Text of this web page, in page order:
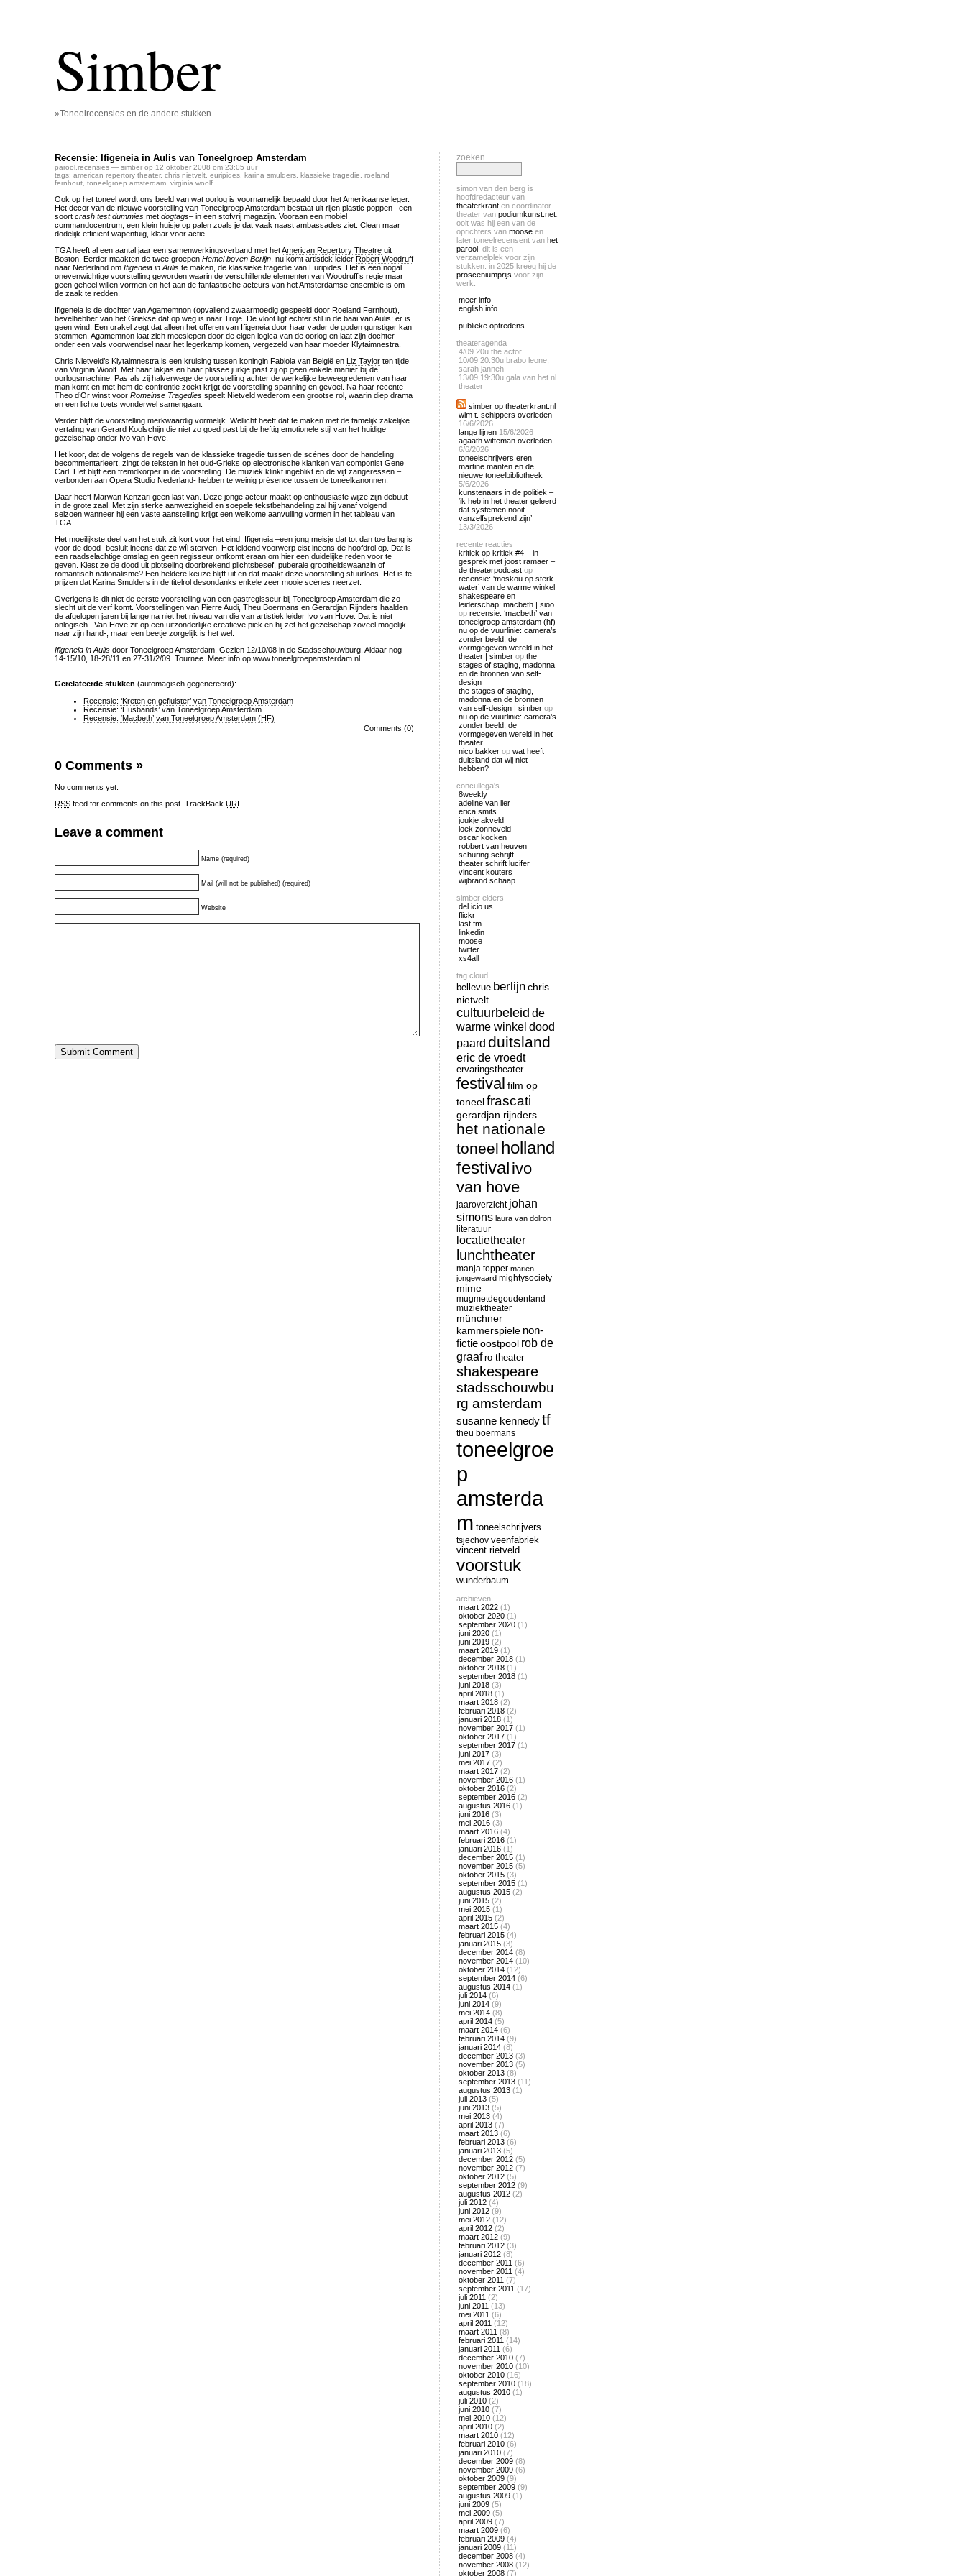
Simber
»Toneelrecensies en de andere stukken
Recensie: Ifigeneia in Aulis van Toneelgroep Amsterdam
parool recensies — simber op 12 oktober 2008 om 23:05 uur
tags: american repertory theater, chris nietvelt euripides karina smulders klassieke tragedie
roeland
fernhout toneelgroep amsterdam virginia woolf
Ook op het toneel wordt ons beeld van wat oorlog is voornamelijk bepaald door het Amerikaanse leger.
Het decor van de nieuwe voorstelling van Toneelgroep Amsterdam bestaat uit rijen plastic poppen –een
soort crash test dummies met dogtags– in een stofvrij magazijn. Vooraan een mobiel
commandocentrum, een klein huisje op palen zoals je dat vaak naast ambassades ziet. Clean maar
dodelijk efficiënt wapentuig, klaar voor actie.
TGA heeft al een aantal jaar een samenwerkingsverband met hetAmerican Repertory Theatre uit
Boston. Eerder maakten de twee groepen Hemel boven Berlijn , nu komt artistiek leider Robert Woodruff
naar Nederland om Ifigeneia in Aulis te maken, de klassieke tragedie van Euripides. Het is een nogal
onevenwichtige voorstelling geworden waarin de verschillende elementen van Woodruff’s regie maar
geen geheel willen vormen en het aan de fantastische acteurs van het Amsterdamse ensemble is om
de zaak te redden.
Ifigeneia is de dochter van Agamemnon (opvallend zwaarmoedig gespeeld door Roeland Fernhout),
bevelhebber van het Griekse dat op weg is naar Troje. De vloot ligt echter stil in de baai van Aulis; er is
geen wind. Een orakel zegt dat alleen het offeren van Ifigeneia door haar vader de goden gunstiger kan
stemmen. Agamemnon laat zich meeslepen door de eigen logica van de oorlog en laat zijn dochter
onder een vals voorwendsel naar het legerkamp komen, vergezeld van haar moeder Klytaimnestra.
Chris Nietveld’s Klytaimnestra is een kruising tussen koningin Fabiola van België en Liz Taylor ten tijde
van Virginia Woolf. Met haar lakjas en haar plissee jurkje past zij op geen enkele manier bij de
oorlogsmachine. Pas als zij halverwege de voorstelling achter de werkelijke beweegredenen van haar
man komt en met hem de confrontie zoekt krijgt de voorstelling spanning en gevoel. Na haar recente
Theo d’Or winst voor Romeinse Tragedies speelt Nietveld wederom een grootse rol, waarin diep drama
en een lichte toets wonderwel samengaan.
Verder blijft de voorstelling merkwaardig vormelijk. Wellicht heeft dat te maken met de tamelijk zakelijke
vertaling van Gerard Koolschijn die niet zo goed past bij de heftig emotionele stijl van het huidige
gezelschap onder Ivo van Hove.
Het koor, dat de volgens de regels van de klassieke tragedie tussen de scènes door de handeling
becommentarieert, zingt de teksten in het oud-Grieks op electronische klanken van componist Gene
Carl. Het blijft een fremdkörper in de voorstelling. De muziek klinkt ingeblikt en de vijf zangeressen –
verbonden aan Opera Studio Nederland- hebben te weinig présence tussen de toneelkanonnen.
Daar heeft Marwan Kenzari geen last van. Deze jonge acteur maakt op enthousiaste wijze zijn debuut
in de grote zaal. Met zijn sterke aanwezigheid en soepele tekstbehandeling zal hij vanaf volgend
seizoen wanneer hij een vaste aanstelling krijgt een welkome aanvulling vormen in het tableau van
TGA.
Het moeilijkste deel van het stuk zit kort voor het eind. Ifigeneia –een jong meisje dat tot dan toe bang is
voor de dood- besluit ineens dat ze wíl sterven. Het leidend voorwerp eist ineens de hoofdrol op. Dat is
een raadselachtige omslag en geen regisseur ontkomt eraan om hier een duidelijke reden voor te
geven. Kiest ze de dood uit plotseling doorbrekend plichtsbesef, puberale grootheidswaanzin of
romantisch nationalisme? Een heldere keuze blijft uit en dat maakt deze voorstelling stuurloos. Het is te
prijzen dat Karina Smulders in de titelrol desondanks enkele zeer mooie scènes neerzet.
Overigens is dit niet de eerste voorstelling van een gastregisseur bij Toneelgroep Amsterdam die zo
slecht uit de verf komt. Voorstellingen van Pierre Audi, Theu Boermans en Gerardjan Rijnders haalden
de afgelopen jaren bij lange na niet het niveau van die van artistiek leider Ivo van Hove. Dat is niet
onlogisch –Van Hove zit op een uitzonderlijke creatieve piek en hij zet het gezelschap zoveel mogelijk
naar zijn hand-, maar een beetje zorgelijk is het wel.
Ifigeneia in Aulis door Toneelgroep Amsterdam. Gezien 12/10/08 in de Stadsschouwburg. Aldaar nog
14-15/10, 18-28/11 en 27-31/2/09. Tournee. Meer info op www.toneelgroepamsterdam.nl
Gerelateerde stukken (automagisch gegenereerd):
Recensie: ‘Kreten en gefluister’ van Toneelgroep Amsterdam
Recensie: ‘Husbands’ van Toneelgroep Amsterdam
Recensie: ‘Macbeth’ van Toneelgroep Amsterdam (HF)
Comments (0)
0 Comments »
No comments yet.
RSS feed for comments on this post. TrackBack URI
Leave a comment
Name (required)
Mail (will not be published) (required)
Website
zoeken
simon van den berg is
hoofdredacteur van
theaterkrant en coördinator
theater van podiumkunst.net
ooit was hij een van de
oprichters van moose en
later toneelrecensent van het
parool . dit is een
verzamelplek voor zijn
stukken. in 2025 kreeg hij de
prosceniumprijs voor zijn
werk.
meer info
english info
publieke optredens
theateragenda
4/09 20u the actor
10/09 20:30u brabo leone,
sarah janneh
13/09 19:30u gala van het nl
theater
simber op theaterkrant.nl
wim t. schippers overleden
16/6/2026
lange lijnen 15/6/2026
agaath witteman overleden
6/6/2026
toneelschrijvers eren
martine manten en de
nieuwe toneelbibliotheek
5/6/2026
kunstenaars in de politiek –
‘ik heb in het theater geleerd
dat systemen nooit
vanzelfsprekend zijn’
13/3/2026
recente reacties
kritiek op kritiek #4 – in
gesprek met joost ramaer –
de theaterpodcast op
recensie: ‘moskou op sterk
water’ van de warme winkel
shakespeare en
leiderschap: macbeth | sioo
op recensie: ‘macbeth’ van
toneelgroep amsterdam (hf)
nu op de vuurlinie: camera’s
zonder beeld; de
vormgegeven wereld in het
theater | simber op the
stages of staging, madonna
en de bronnen van self-
design
the stages of staging,
madonna en de bronnen
van self-design | simber op
nu op de vuurlinie: camera’s
zonder beeld; de
vormgegeven wereld in het
theater
nico bakker op wat heeft
duitsland dat wij niet
hebben?
concullega's
8weekly
adeline van lier
erica smits
joukje akveld
loek zonneveld
oscar kocken
robbert van heuven
schuring schrijft
theater schrift lucifer
vincent kouters
wijbrand schaap
simber elders
del.icio.us
flickr
last.fm
linkedin
moose
twitter
xs4all
tag cloud
bellevue berlijnchris
nietvelt
cultuurbeleid de
warme winkel dood
paard duitsland
eric de vroedt
ervaringstheater
festival film op
toneelfrascati
gerardjan rijnders
het nationale
toneel holland
festival ivo
van hove
jaaroverzicht johan
simons laura van dolron
literatuur
locatietheater
lunchtheater
manja topper marien
jongewaard mightysociety
mime
mugmetdegoudentand
muziektheater
münchner
kammerspiele non-
fictieoostpool rob de
graaf ro theater
shakespeare
stadsschouwbu
rg amsterdam
susanne kennedytf
theu boermans
toneelgroe
p
amsterda
m toneelschrijvers
tsjechov veenfabriek
vincent rietveld
voorstuk
wunderbaum
archieven
maart 2022 (1)
oktober 2020 (1)
september 2020 (1)
juni 2020 (1)
juni 2019 (2)
maart 2019 (1)
december 2018 (1)
oktober 2018 (1)
september 2018 (1)
juni 2018 (3)
april 2018 (1)
maart 2018 (2)
februari 2018 (2)
januari 2018 (1)
november 2017 (1)
oktober 2017 (1)
september 2017 (1)
juni 2017 (3)
mei 2017 (2)
maart 2017 (2)
november 2016 (1)
oktober 2016 (2)
september 2016 (2)
augustus 2016 (1)
juni 2016 (3)
mei 2016 (3)
maart 2016 (4)
februari 2016 (1)
januari 2016 (1)
december 2015 (1)
november 2015 (5)
oktober 2015 (3)
september 2015 (1)
augustus 2015 (2)
juni 2015 (2)
mei 2015 (1)
april 2015 (2)
maart 2015 (4)
februari 2015 (4)
januari 2015 (3)
december 2014 (8)
november 2014 (10)
oktober 2014 (12)
september 2014 (6)
augustus 2014 (1)
juli 2014 (6)
juni 2014 (9)
mei 2014 (8)
april 2014 (5)
maart 2014 (6)
februari 2014 (9)
januari 2014 (8)
december 2013 (3)
november 2013 (5)
oktober 2013 (8)
september 2013 (11)
augustus 2013 (1)
juli 2013 (5)
juni 2013 (5)
mei 2013 (4)
april 2013 (7)
maart 2013 (6)
februari 2013 (6)
januari 2013 (5)
december 2012 (5)
november 2012 (7)
oktober 2012 (5)
september 2012 (9)
augustus 2012 (2)
juli 2012 (4)
juni 2012 (9)
mei 2012 (12)
april 2012 (2)
maart 2012 (9)
februari 2012 (3)
januari 2012 (8)
december 2011 (6)
november 2011 (4)
oktober 2011 (7)
september 2011 (17)
juli 2011 (2)
juni 2011 (13)
mei 2011 (6)
april 2011 (12)
maart 2011 (8)
februari 2011 (14)
januari 2011 (6)
december 2010 (7)
november 2010 (10)
oktober 2010 (16)
september 2010 (18)
augustus 2010 (1)
juli 2010 (2)
juni 2010 (7)
mei 2010 (12)
april 2010 (2)
maart 2010 (12)
februari 2010 (6)
januari 2010 (7)
december 2009 (8)
november 2009 (6)
oktober 2009 (9)
september 2009 (9)
augustus 2009 (1)
juni 2009 (5)
mei 2009 (5)
april 2009 (7)
maart 2009 (6)
februari 2009 (4)
januari 2009 (11)
december 2008 (4)
november 2008 (12)
oktober 2008 (7)